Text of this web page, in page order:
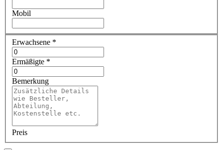
Mobil
Erwachsene *
Ermäßigte *
Bemerkung
Preis